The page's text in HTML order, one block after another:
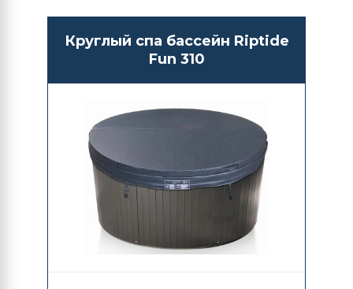
Круглый спа бассейн Riptide
Fun 310